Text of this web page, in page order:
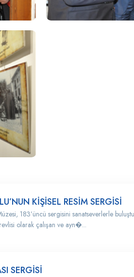
KİŞİSEL RESİM SERGİSİ
183’üncü sergisini sanatseverlerle
olarak çalışan ve ayn�...
SERGİSİ